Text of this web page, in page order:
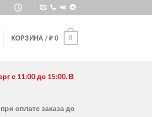
КОРЗИНА /₽0 0
с 11:00 до 15:00. В
оплате заказа до